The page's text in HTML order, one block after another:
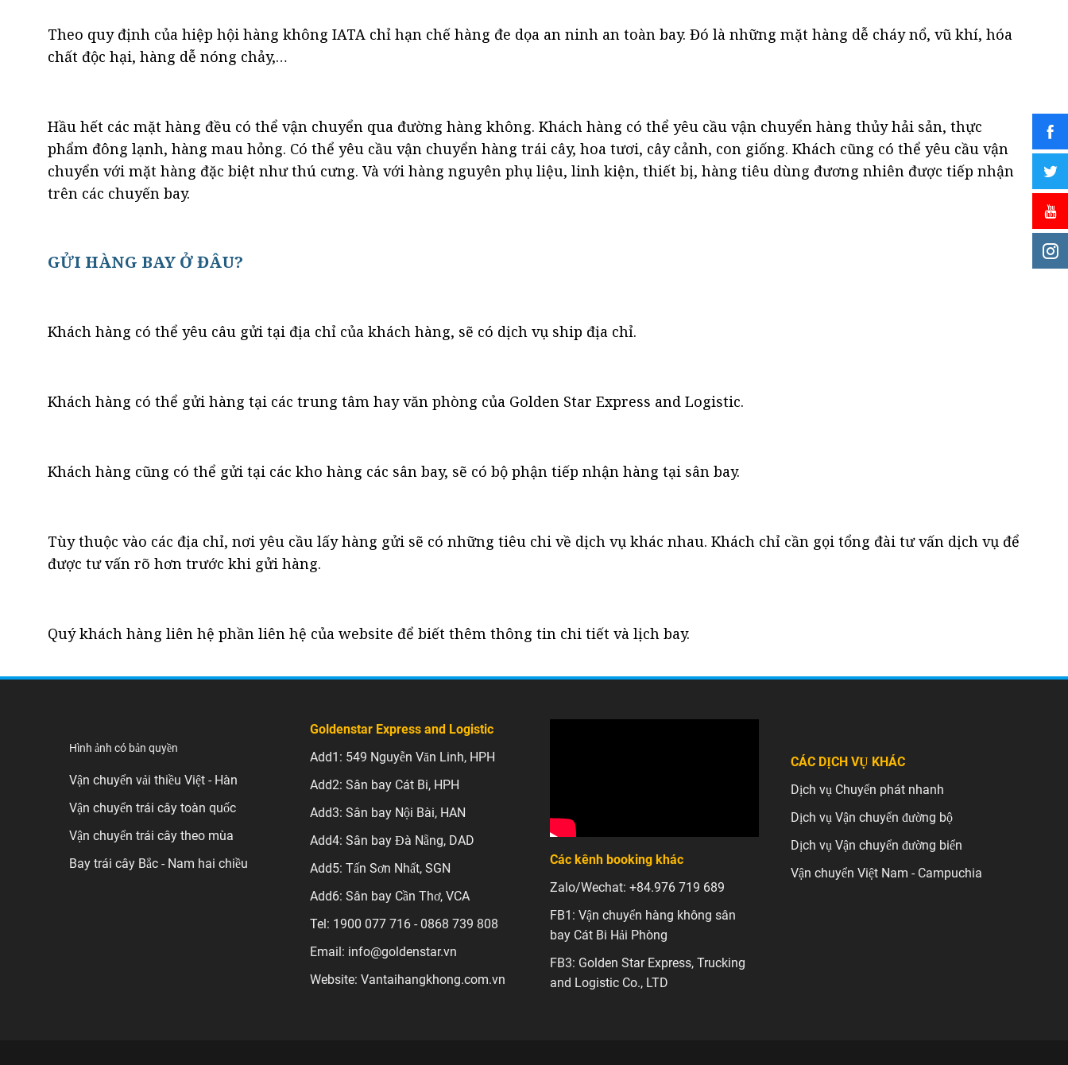
Theo quy định của hiệp hội hàng không IATA chỉ hạn chế hàng đe dọa an ninh an toàn bay. Đó là những mặt hàng dễ cháy nổ, vũ khí, hóa
chất độc hại, hàng dễ nóng chảy,…
Hầu hết các mặt hàng đều có thể vận chuyển qua đường hàng không. Khách hàng có thể yêu cầu vận chuyển hàng thủy hải sản, thực
phẩm đông lạnh, hàng mau hỏng. Có thể yêu cầu vận chuyển hàng trái cây, hoa tươi, cây cảnh, con giống. Khách cũng có thể yêu cầu vận
chuyển với mặt hàng đặc biệt như thú cưng. Và với hàng nguyên phụ liệu, linh kiện, thiết bị, hàng tiêu dùng đương nhiên được tiếp nhận
trên các chuyến bay.
GỬI HÀNG BAY Ở ĐÂU?
Khách hàng có thể yêu câu gửi tại địa chỉ của khách hàng, sẽ có dịch vụ ship địa chỉ.
Khách hàng có thể gửi hàng tại các trung tâm hay văn phòng của Golden Star Express and Logistic.
Khách hàng cũng có thể gửi tại các kho hàng các sân bay, sẽ có bộ phận tiếp nhận hàng tại sân bay.
Tùy thuộc vào các địa chỉ, nơi yêu cầu lấy hàng gửi sẽ có những tiêu chi về dịch vụ khác nhau. Khách chỉ cần gọi tổng đài tư vấn dịch vụ để
được tư vấn rõ hơn trước khi gửi hàng.
Quý khách hàng liên hệ phần liên hệ của website để biết thêm thông tin chi tiết và lịch bay.
Hình ảnh có bản quyền
Vận chuyển vải thiều Việt - Hàn
Vận chuyển trái cây toàn quốc
Vận chuyển trái cây theo mùa
Bay trái cây Bắc - Nam hai chiều
Goldenstar Express and Logistic
Add1: 549 Nguyễn Văn Linh, HPH
Add2: Sân bay Cát Bi, HPH
Add3: Sân bay Nội Bài, HAN
Add4: Sân bay Đà Nẵng, DAD
Add5: Tấn Sơn Nhất, SGN
Add6: Sân bay Cần Thơ, VCA
Tel: 1900 077 716 - 0868 739 808
Email: info@goldenstar.vn
Website: Vantaihangkhong.com.vn
Các kênh booking khác
Zalo/Wechat: +84.976 719 689
FB1: Vận chuyển hàng không sân
bay Cát Bi Hải Phòng
FB3: Golden Star Express, Trucking
and Logistic Co., LTD
CÁC DỊCH VỤ KHÁC
Dịch vụ Chuyển phát nhanh
Dịch vụ Vận chuyển đường bộ
Dịch vụ Vận chuyển đường biển
Vận chuyển Việt Nam - Campuchia